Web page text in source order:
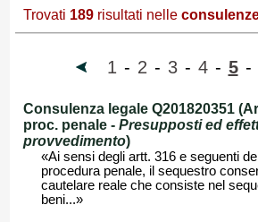
Trovati 189 risultati nelle
1 - 2 - 3 - 4 - 5 -
Consulenza legale Q201820351
proc. penale - Presupposti ed
provvedimento)
«Ai sensi degli artt. 316 e seguenti
procedura penale, il sequestro
cautelare reale che consiste nel
beni...»